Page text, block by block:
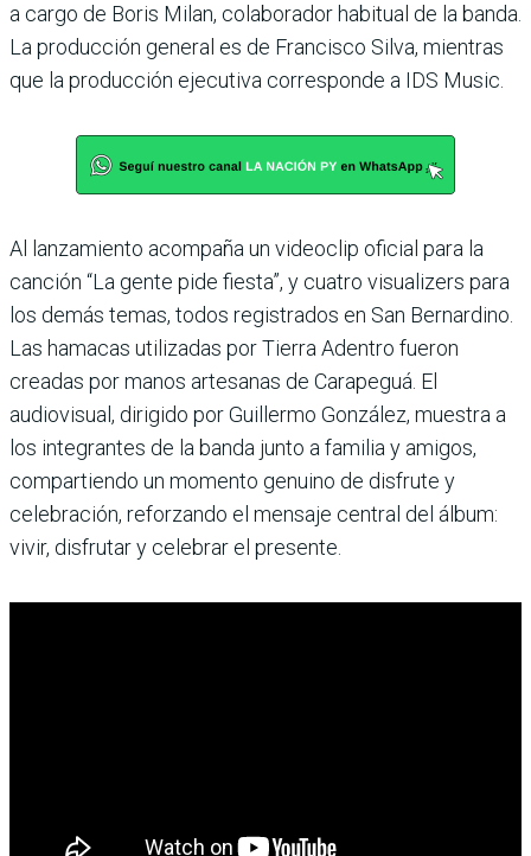
a cargo de Boris Milan, colaborador habitual de la banda.
La producción general es de Francisco Silva, mientras
que la producción ejecutiva corresponde a IDS Music.
Al lanzamiento acompaña un videoclip oficial para la
canción “La gente pide fiesta”, y cuatro visualizers para
los demás temas, todos registrados en San Bernardino.
Las hamacas utilizadas por Tierra Adentro fueron
creadas por manos artesanas de Carapeguá. El
audiovisual, dirigido por Guillermo González, muestra a
los integrantes de la banda junto a familia y amigos,
compartiendo un momento genuino de disfrute y
celebración, reforzando el mensaje central del álbum:
vivir, disfrutar y celebrar el presente.